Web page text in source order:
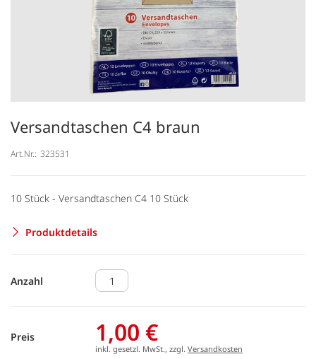
Versandtaschen C4 braun
Art.Nr.: 323531
10 Stück - Versandtaschen C4 10 Stück
Produktdetails
Anzahl
Preis 1,00 €
inkl. gesetzl. MwSt., zzgl. Versandkosten